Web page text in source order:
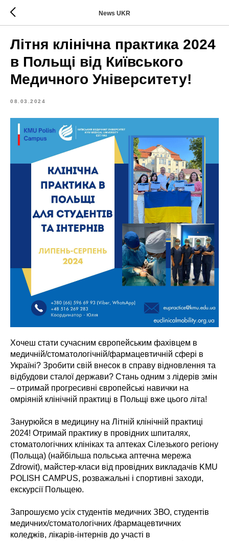
News UKR
Літня клінічна практика 2024
в Польщі від Київського
Медичного Університету!
08.03.2024
Хочеш стати сучасним європейським фахівцем в
медичній/стоматологічній/фармацевтичній сфері в
Україні? Зробити свій внесок в справу відновлення та
відбудови сталої держави? Стань одним з лідерів змін
– отримай прогресивні європейські навички на
омріяній клінічній практиці в Польщі вже цього літа!
Занурюйся в медицину на Літній клінічній практиці
2024! Отримай практику в провідних шпиталях,
стоматологічних клініках та аптеках Сілезького регіону
(Польща) (найбільша польська аптечна мережа
Zdrowit), майстер-класи від провідних викладачів KMU
POLISH CAMPUS, розважальні і спортивні заходи,
екскурсії Польщею.
Запрошуємо усіх студентів медичних ЗВО, студентів
медичних/стоматологічних /фармацевтичних
коледжів, лікарів-інтернів до участі в